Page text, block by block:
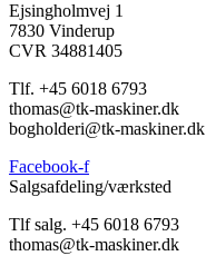
Ejsingholmvej 1
7830 Vinderup
CVR 34881405
​Tlf. +45 6018 6793
thomas@tk-maskiner.dk
bogholderi@tk-maskiner.dk
Facebook-f
Salgsafdeling/værksted
Tlf salg. +45 6018 6793
thomas@tk-maskiner.dk